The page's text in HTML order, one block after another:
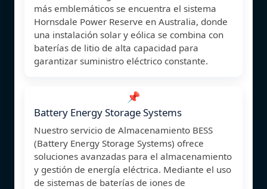
más emblemáticos se encuentra el sistema
Hornsdale Power Reserve en Australia, donde
una instalación solar y eólica se combina con
baterías de litio de alta capacidad para
garantizar suministro eléctrico constante.
📌
Battery Energy Storage Systems
Nuestro servicio de Almacenamiento BESS
(Battery Energy Storage Systems) ofrece
soluciones avanzadas para el almacenamiento
y gestión de energía eléctrica. Mediante el uso
de sistemas de baterías de iones de